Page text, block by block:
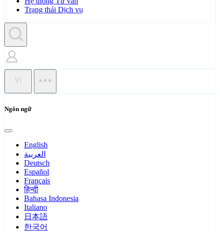
Trạng thái Dịch vụ
VI
Ngôn ngữ
English
العربية
Deutsch
Español
Français
हिन्दी
Bahasa Indonesia
Italiano
日本語
한국어